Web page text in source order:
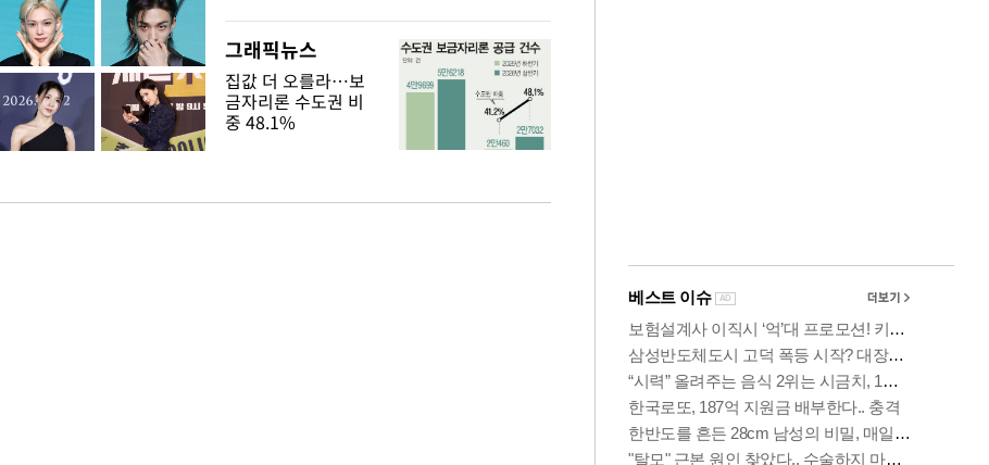
그래픽뉴스
집값 더 오를라…보
금자리론 수도권 비
중 48.1%